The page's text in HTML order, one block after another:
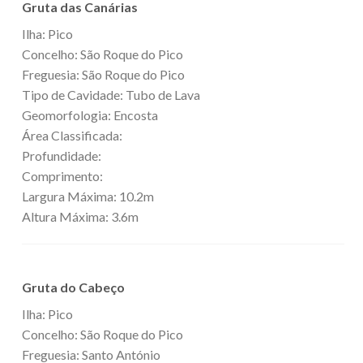
Gruta das Canárias
Ilha: Pico
Concelho: São Roque do Pico
Freguesia: São Roque do Pico
Tipo de Cavidade: Tubo de Lava
Geomorfologia: Encosta
Área Classificada:
Profundidade:
Comprimento:
Largura Máxima: 10.2m
Altura Máxima: 3.6m
Gruta do Cabeço
Ilha: Pico
Concelho: São Roque do Pico
Freguesia: Santo António